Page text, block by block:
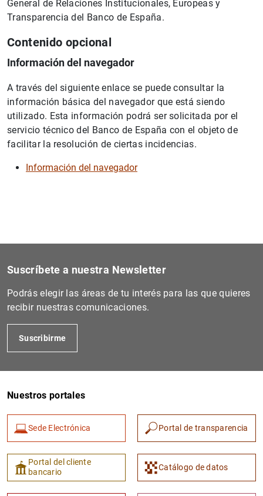
General de Relaciones Institucionales, Europeas y
Transparencia del Banco de España.
Contenido opcional
Información del navegador
A través del siguiente enlace se puede consultar la
información básica del navegador que está siendo
utilizado. Esta información podrá ser solicitada por el
servicio técnico del Banco de España con el objeto de
facilitar la resolución de ciertas incidencias.
Información del navegador
Suscríbete a nuestra Newsletter
Podrás elegir las áreas de tu interés para las que quieres
recibir nuestras comunicaciones.
Suscribirme
Nuestros portales
Sede Electrónica Portal de transparencia
Portal del cliente
bancario
Catálogo de datos